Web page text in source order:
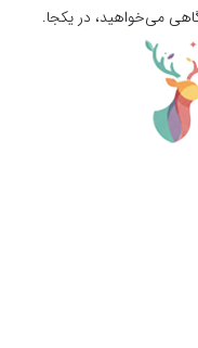
می‌خواهید، در یکجا.